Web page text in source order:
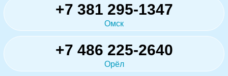
+7 381 295-1347
Омск
+7 486 225-2640
Орёл